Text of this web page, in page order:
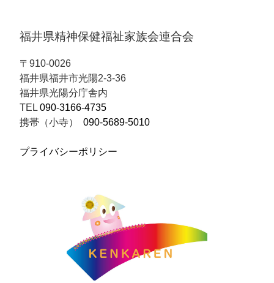
福井県精神保健福祉家族会連合会
〒910-0026
福井県福井市光陽2-3-36
福井県光陽分庁舎内
TEL 090-3166-4735
携帯（小寺） 090-5689-5010
プライバシーポリシー